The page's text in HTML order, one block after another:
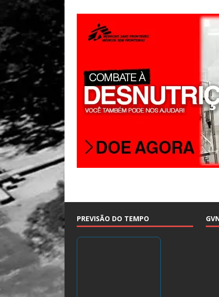
p
PREVISÃO DO TEMPO